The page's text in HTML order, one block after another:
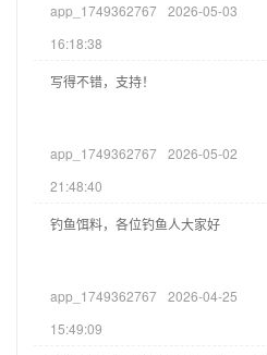
app_1749362767 2026-05-03
16:18:38
写得不错，支持！
app_1749362767 2026-05-02
21:48:40
钓鱼饵料，各位钓鱼人大家好
app_1749362767 2026-04-25
15:49:09